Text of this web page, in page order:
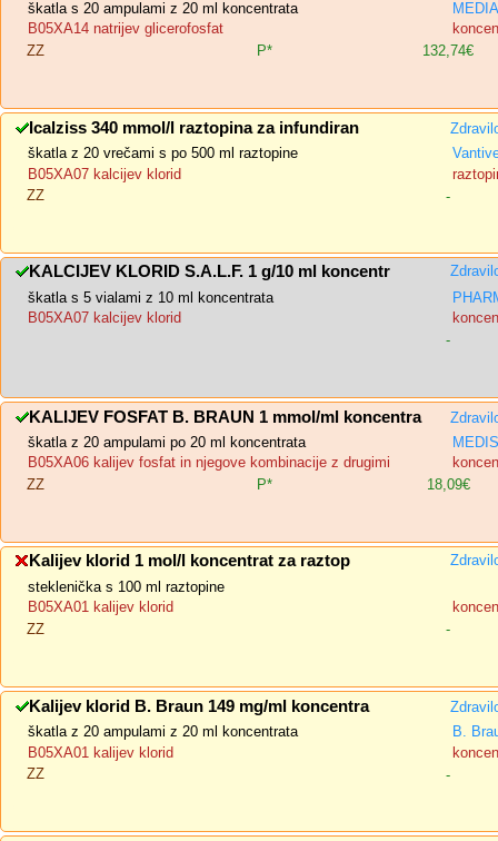
škatla s 20 ampulami z 20 ml koncentrata
B05XA14 natrijev glicerofosfat
ZZ
P* 132,74€
Icalziss 340 mmol/l raztopina za infundiran
škatla z 20 vrečami s po 500 ml raztopine
B05XA07 kalcijev klorid
ZZ
-
KALCIJEV KLORID S.A.L.F. 1 g/10 ml koncentr
škatla s 5 vialami z 10 ml koncentrata
B05XA07 kalcijev klorid
-
KALIJEV FOSFAT B. BRAUN 1 mmol/ml koncentra
škatla z 20 ampulami po 20 ml koncentrata
B05XA06 kalijev fosfat in njegove kombinacije z drugimi
ZZ
P* 18,09€
Kalijev klorid 1 mol/l koncentrat za raztop
steklenička s 100 ml raztopine
B05XA01 kalijev klorid
ZZ
-
Kalijev klorid B. Braun 149 mg/ml koncentra
škatla z 20 ampulami z 20 ml koncentrata
B.
B05XA01 kalijev klorid
ZZ
-